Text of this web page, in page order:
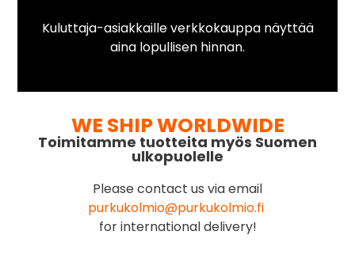
Kuluttaja-asiakkaille verkkokauppa näyttää
aina lopullisen hinnan.
WE SHIP WORLDWIDE
Toimitamme tuotteita myös Suomen
ulkopuolelle
Please contact us via email
purkukolmio@purkukolmio.fi
for international delivery!